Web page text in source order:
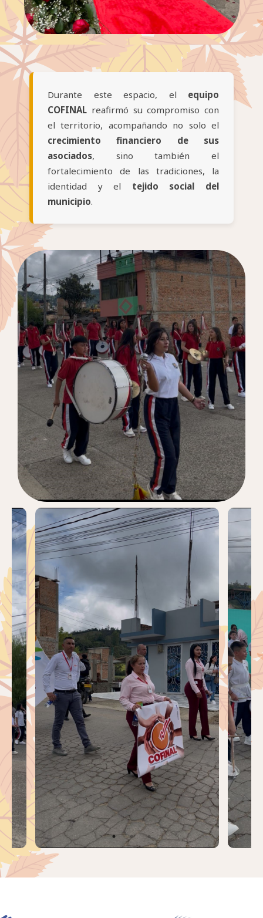
Durante este espacio, el equipo
COFINAL reafirmó su compromiso con
el territorio, acompañando no solo el
crecimiento financiero de sus
asociados, sino también el
fortalecimiento de las tradiciones, la
identidad y el tejido social del
municipio.